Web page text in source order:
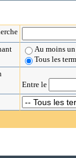
Au moins un
Tous les
Entre le